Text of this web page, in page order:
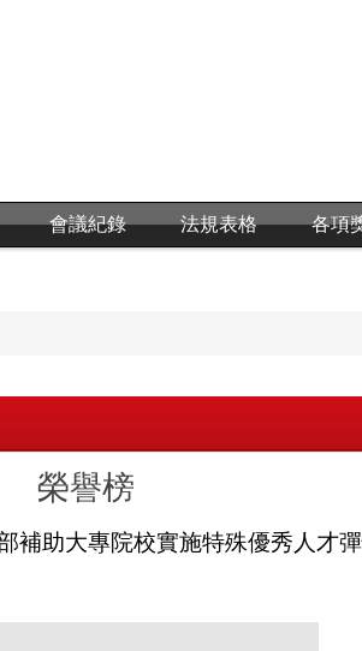
會議紀錄 法規表格 各項
榮譽榜
補助大專院校實施特殊優秀人才